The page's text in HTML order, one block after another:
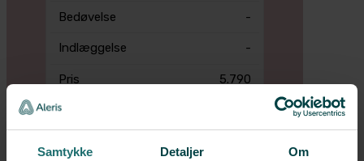
Samtykke Detaljer Om
-
-
5.790
*Alle priser er inklusiv den lovpligtige